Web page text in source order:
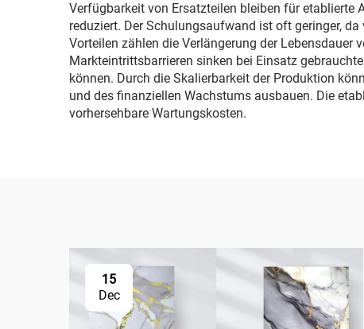
Verfügbarkeit von Ersatzteilen bleiben für
reduziert. Der Schulungsaufwand ist oft geringer,
Vorteilen zählen die Verlängerung der Lebensdauer
Markteintrittsbarrieren sinken bei Einsatz
können. Durch die Skalierbarkeit der Produktion
und des finanziellen Wachstums ausbauen. Die
vorhersehbare Wartungskosten.
15
Dec